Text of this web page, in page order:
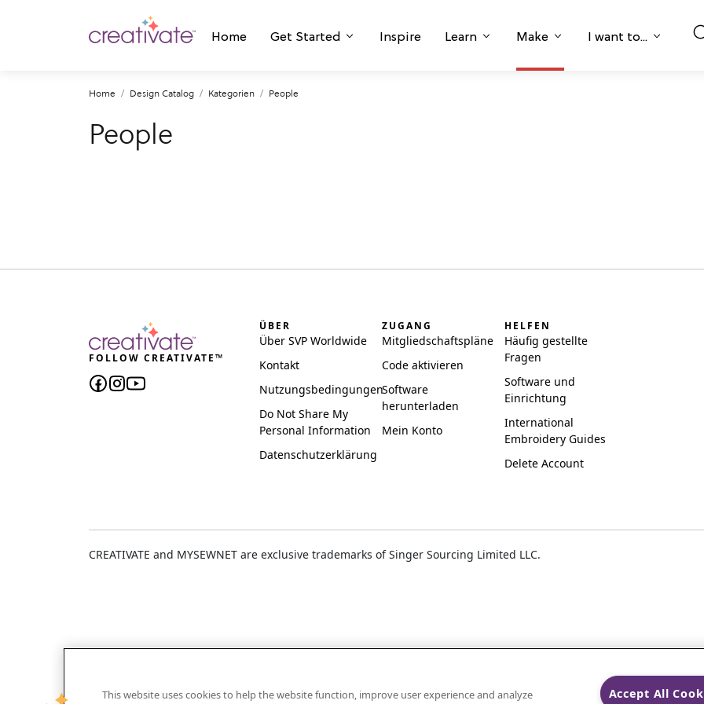
Home Get Started Inspire Learn Make I want to...
Home Design Catalog Kategorien People
People
FOLLOW CREATIVATE™
ÜBER
Über SVP Worldwide
Kontakt
Nutzungsbedingungen
Do Not Share My
Personal Information
Datenschutzerklärung
ZUGANG
Mitgliedschaftspläne
Code aktivieren
Software
herunterladen
Mein Konto
HELFEN
Häufig gestellte
Fragen
Software und
Einrichtung
International
Embroidery Guides
Delete Account
CREATIVATE and MYSEWNET are exclusive trademarks of Singer Sourcing Limited LLC.
This website uses cookies to help the website function, improve user experience and analyze
Accept All